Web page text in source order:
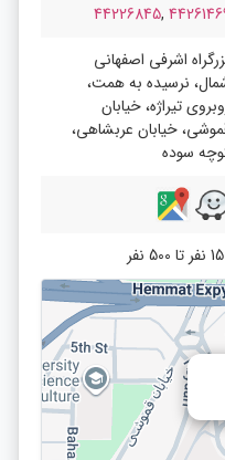
,
44226845
اشرفی اصفهانی
نرسیده به همت،
تیراژه، خیابان
خیابان عربشاهی،
سوده
500 نفر